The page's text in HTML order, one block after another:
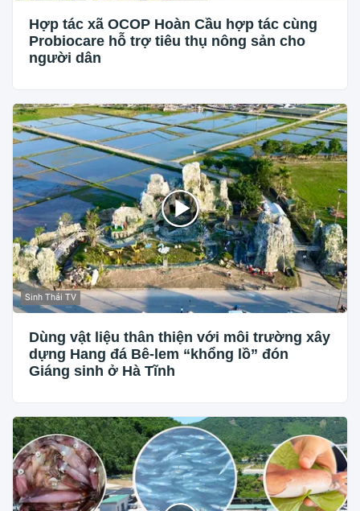
Hợp tác xã OCOP Hoàn Cầu hợp tác cùng
Probiocare hỗ trợ tiêu thụ nông sản cho
người dân
Sinh Thái TV
Dùng vật liệu thân thiện với môi trường xây
dựng Hang đá Bê-lem “khổng lồ” đón
Giáng sinh ở Hà Tĩnh